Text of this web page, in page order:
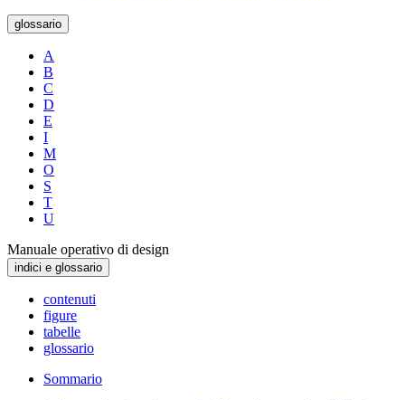
glossario
A
B
C
D
E
I
M
O
S
T
U
Manuale operativo di design
indici e glossario
contenuti
figure
tabelle
glossario
Sommario